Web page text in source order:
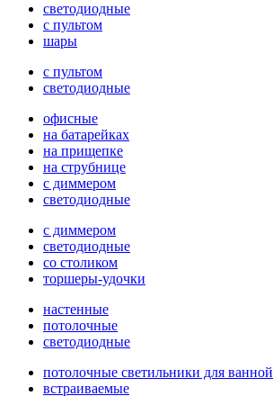
светодиодные
с пультом
шары
с пультом
светодиодные
офисные
на батарейках
на прищепке
на струбнице
с диммером
светодиодные
с диммером
светодиодные
со столиком
торшеры-удочки
настенные
потолочные
светодиодные
потолочные светильники для ванной
встраиваемые